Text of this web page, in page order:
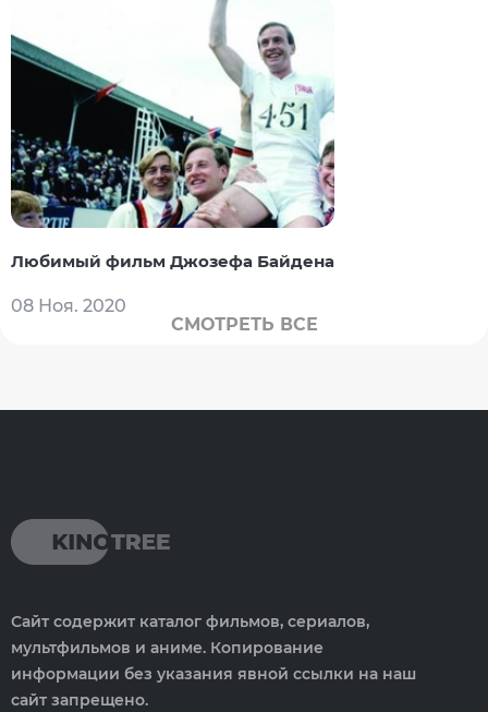
Любимый фильм Джозефа Байдена
08 Ноя. 2020
СМОТРЕТЬ ВСЕ
Сайт содержит каталог фильмов, сериалов,
мультфильмов и аниме. Копирование
информации без указания явной ссылки на наш
сайт запрещено.